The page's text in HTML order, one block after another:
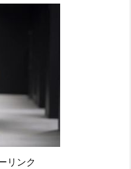
リンク